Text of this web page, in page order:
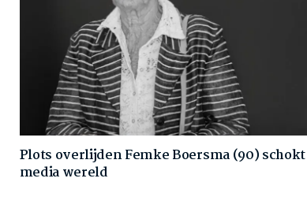
Plots overlijden Femke Boersma (90) schokt
media wereld